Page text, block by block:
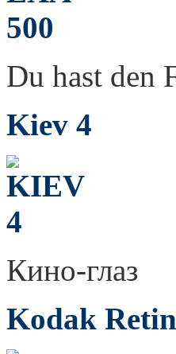
Du hast den
Kiev 4
Кино-глаз
Kodak